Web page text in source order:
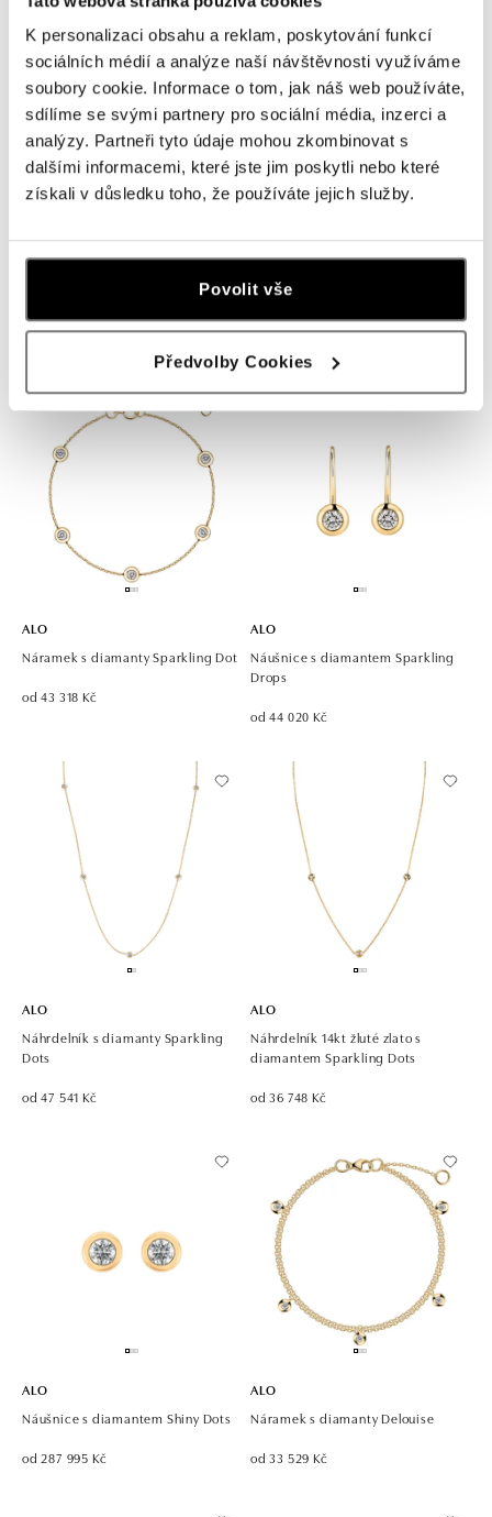
K personalizaci obsahu a reklam, poskytování funkcí
sociálních médií a analýze naší návštěvnosti využíváme
soubory cookie. Informace o tom, jak náš web používáte,
sdílíme se svými partnery pro sociální média, inzerci a
analýzy. Partneři tyto údaje mohou zkombinovat s
dalšími informacemi, které jste jim poskytli nebo které
získali v důsledku toho, že používáte jejich služby.
Povolit vše
Předvolby Cookies
ALO
od 25 168 Kč
ALO
od 45 109 Kč
ALO
Náramek s diamanty Sparkling Dot
od 43 318 Kč
ALO
Náušnice s diamantem Sparkling
Drops
od 44 020 Kč
ALO
Náhrdelník s diamanty Sparkling
Dots
od 47 541 Kč
ALO
Náhrdelník 14kt žluté zlato s
diamantem Sparkling Dots
od 36 748 Kč
ALO
Náušnice s diamantem Shiny Dots
od 287 995 Kč
ALO
Náramek s diamanty Delouise
od 33 529 Kč